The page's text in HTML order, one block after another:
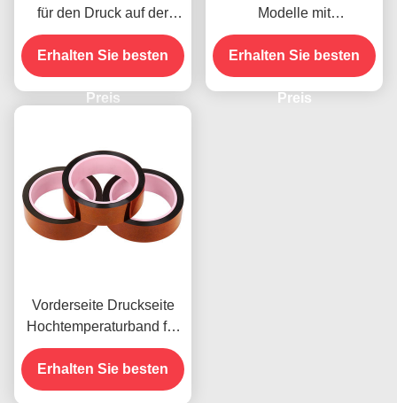
für den Druck auf der
Vorderseite
Erhalten Sie besten
Preis
Modelle mit
Feuchtigkeitsbeständigke
it und 2,5N/25mm
Schälfestigkeit
Erhalten Sie besten
Preis
Vorderseite Druckseite
Hochtemperaturband für
das vorhandene Produkt
Erhalten Sie besten